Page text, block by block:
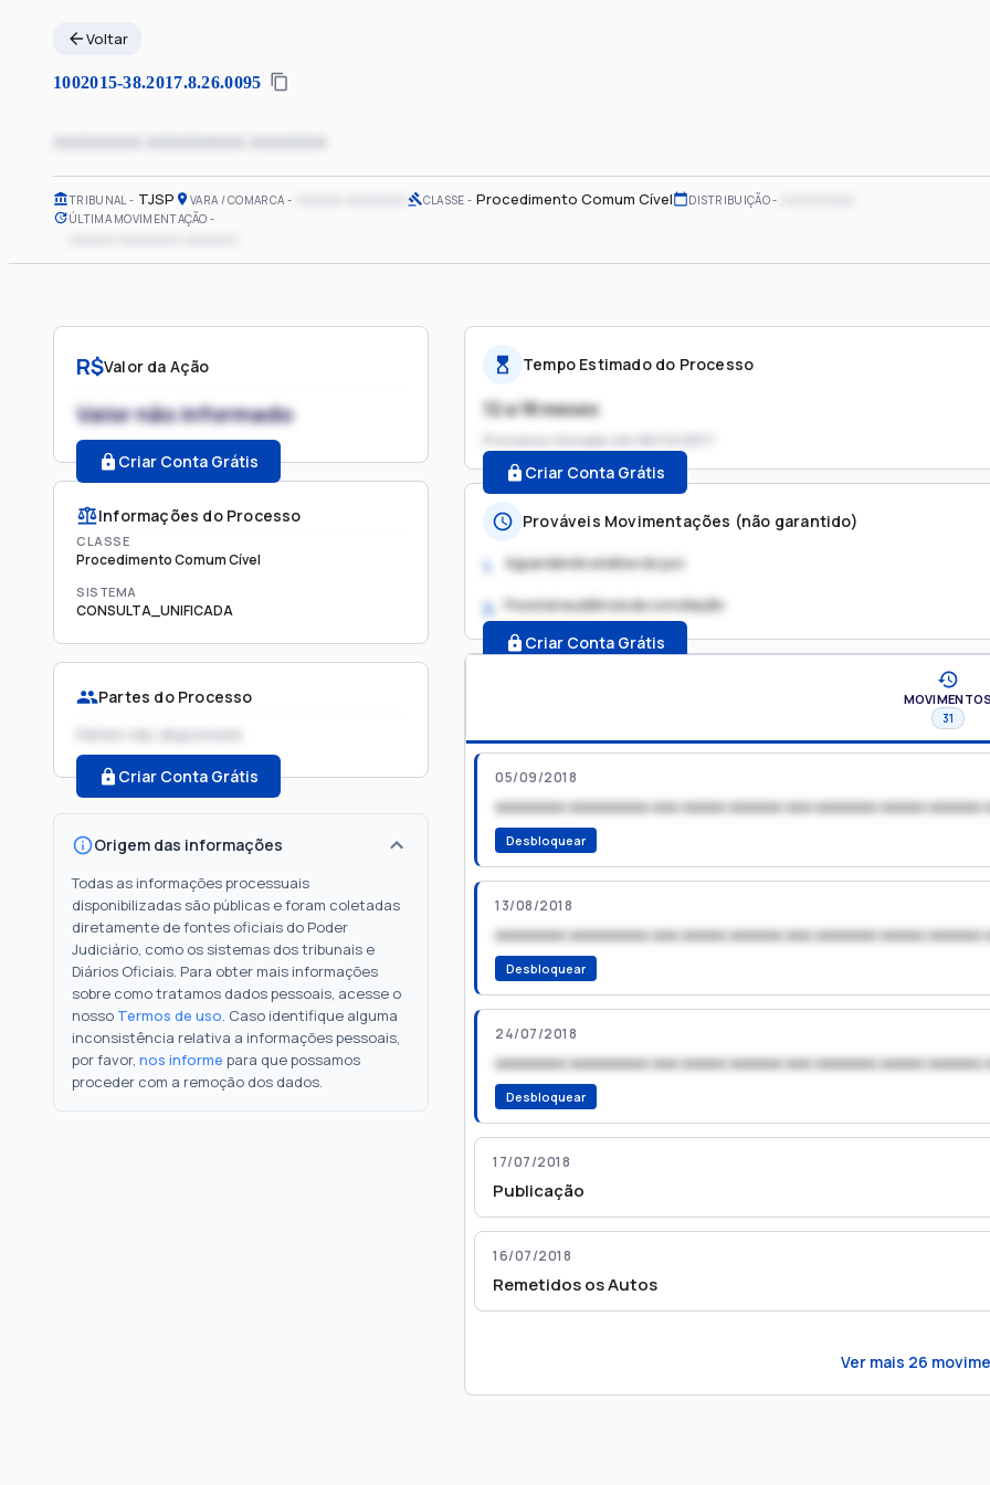
Voltar
1002015-38.2017.8.26.0095
xxxxxxxx xxxxxxxxx xxxxxxx
TRIBUNAL TJSP VARA / COMARCA CLASSE Procedimento Comum Cível DISTRIBUIÇÃO
ÚLTIMA MOVIMENTAÇÃO
R$Valor da Ação
Valor não informado
Criar Conta Grátis
Informações do Processo
CLASSE
Procedimento Comum Cível
SISTEMA
CONSULTA_UNIFICADA
Partes do Processo
Partes não disponíveis
Criar Conta Grátis
Origem das informações
Todas as informações processuais
disponibilizadas são públicas e foram coletadas
diretamente de fontes oficiais do Poder
Judiciário, como os sistemas dos tribunais e
Diários Oficiais. Para obter mais informações
sobre como tratamos dados pessoais, acesse o
nosso Termos de uso. Caso identifique alguma
inconsistência relativa a informações pessoais,
por favor, nos informe para que possamos
proceder com a remoção dos dados.
Tempo Estimado do Processo
12 a 18 meses
Processo iniciado em
Criar Conta Grátis
Prováveis Movimentações (não garantido)
1. Aguardando análise do juiz
2. Possível audiência de conciliação
Criar Conta Grátis
MOVIMENTOS
31
05/09/2018
xxxxxxxx xxxxxxxxx xxx xxxxx xxxxxx xxx xxxxxxx xxxxx xxxxxx
Desbloquear
13/08/2018
xxxxxxxx xxxxxxxxx xxx xxxxx xxxxxx xxx xxxxxxx xxxxx xxxxxx
Desbloquear
24/07/2018
xxxxxxxx xxxxxxxxx xxx xxxxx xxxxxx xxx xxxxxxx xxxxx xxxxxx
Desbloquear
17/07/2018
Publicação
16/07/2018
Remetidos os Autos
Ver mais 26